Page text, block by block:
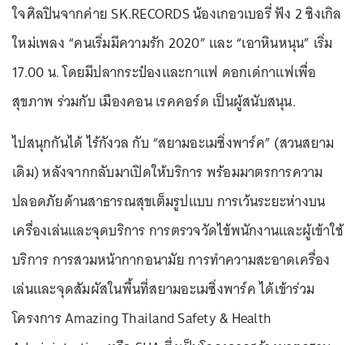
ใจศิลปินจากค่าย SK.RECORDS น้องเกอวเบอรี่ ฟัง 2 ซิงเกิล
ใหม่เพลง “คนเริ่มมีความรัก 2020” และ “เอาหินหนุน” เริ่ม
17.00 น. โดยมีปลากระป๋องและกาแฟ ดอกเด่กาแฟเพื่อ
สุขภาพ ร่วมกับ เมืองคอน เรคคอร์ด เป็นผู้สนับสนุน.
ไปสนุกกันได้ ไร้กังวล กับ “สยามอะเมซิ่งพาร์ค” (สวนสยาม
เดิม) หลังจากกลับมาเปิดให้บริการ พร้อมมาตรการความ
ปลอดภัยด้านสาธารณสุขเต็มรูปแบบ การเว้นระยะห่างบน
เครื่องเล่นและจุดบริการ การตรวจวัดไข้พนักงานและผู้เข้าใช้
บริการ การสวมหน้ากากอนามัย การทำความสะอาดเครื่อง
เล่นและจุดสัมผัสในพื้นที่สยามอะเมซิ่งพาร์ค ได้เข้าร่วม
โครงการ Amazing Thailand Safety & Health